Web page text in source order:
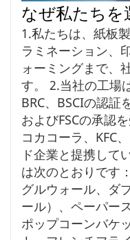
なぜ私たちを
1.私たちは、紙板
ラミネーション、
ォーミングまで、
す。 2.当社の工場
BRC、BSCIの認証
およびFSCの承認
コカコーラ、KFC
ド企業と提携して
は次のとおりです
グルウォール、ダ
ール）、ペーパー
ポップコーンバケ